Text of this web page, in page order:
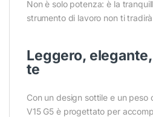
Non è solo potenza: è la
strumento di lavoro non ti
Leggero,
te
Con un design sottile e un peso
V15 G5 è progettato per